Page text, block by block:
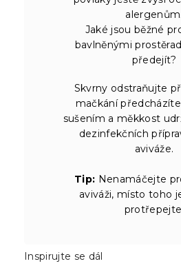
alergenům.
Jaké jsou běžné
bavlněnými
předejít?
Skvrny odstraňujte
mačkání
sušením a měkkost
dezinfekčních
aviváže.
Tip: Nenamáčejte
aviváži, místo toho
Inspirujte se dál